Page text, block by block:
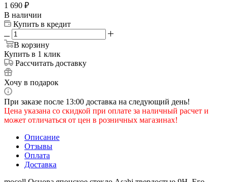
1 690 ₽
В наличии
Купить в кредит
В корзину
Купить в 1 клик
Рассчитать доставку
Хочу в подарок
При заказе после 13:00 доставка на следующий день!
Цена указана со скидкой при оплате за наличный расчет и
может отличаться от цен в розничных магазинах!
Описание
Отзывы
Оплата
Доставка